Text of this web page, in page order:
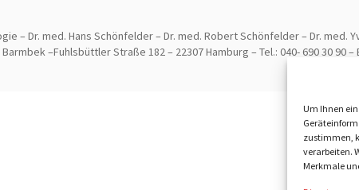
Um Ihnen
zustimmen,
verarbeiten.
Merkmale
– Dr. med. Hans Schönfelder – Dr. med. Robert Schönfelder – Dr. med.
–Fuhlsbüttler Straße 182 – 22307 Hamburg – Tel.: 040- 690 30 90